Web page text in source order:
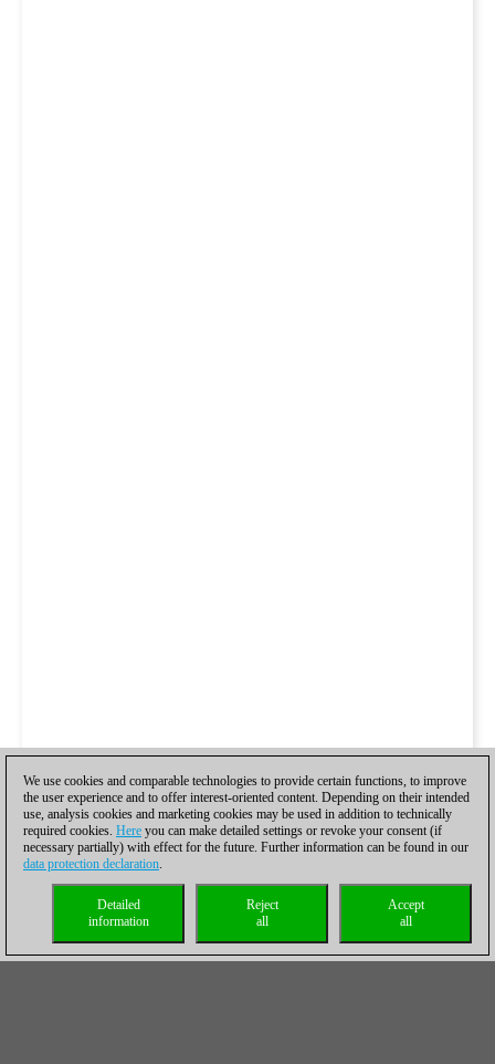
We use cookies and comparable technologies to provide certain functions, to improve
the user experience and to offer interest-oriented content. Depending on their intended
use, analysis cookies and marketing cookies may be used in addition to technically
required cookies. Here you can make detailed settings or revoke your consent (if
necessary partially) with effect for the future. Further information can be found in our
data protection declaration.
Accept
all
Reject
all
Detailed
information